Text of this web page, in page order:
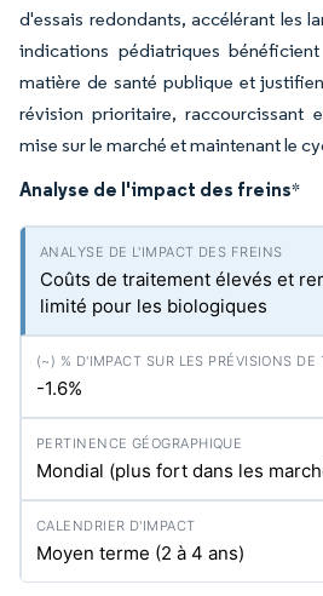
d'essais redondants, accélérant les
indications pédiatriques
matière de santé publique et
révision prioritaire, raccourcissant
mise sur le marché et maintenant le
Analyse de l'impact des freins*
Coûts de traitement élevés et
limité pour les biologiques
-1.6%
Mondial (plus fort dans les
Moyen terme (2 à 4 ans)